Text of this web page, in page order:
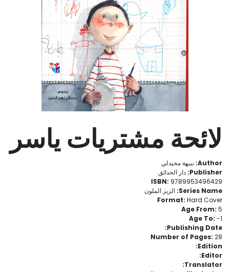
لائحة مشتريات ياسر
Author: نبيهة محيدلي
Publisher: دار الحدائق
ISBN: 9789953496429
Series Name: الزيز الملون
Format: Hard Cover
Age From: 5
Age To: - 1
Publishing Date:
Number of Pages: 28
Edition:
Editor:
Translator: